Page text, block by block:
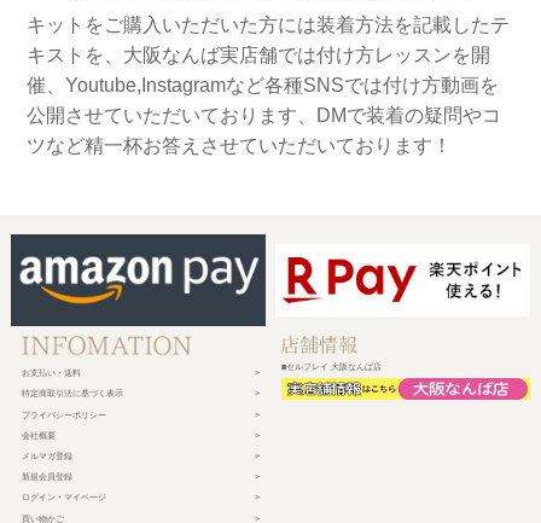
キットをご購入いただいた方には装着方法を記載したテ
キストを、大阪なんば実店舗では付け方レッスンを開
催、Youtube,Instagramなど各種SNSでは付け方動画を
公開させていただいております、DMで装着の疑問やコ
ツなど精一杯お答えさせていただいております！
お支払い・送料
特定商取引法に基づく表示
プライバシーポリシー
会社概要
メルマガ登録
新規会員登録
ログイン・マイページ
買い物かご
■セルフレイ 大阪なんば店